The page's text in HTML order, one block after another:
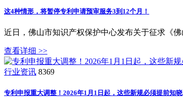
这4种情形，将暂停专利申请预审服务3到12个月！
近日，佛山市知识产权保护中心发布关于征求《
查看详细 >>
行业资讯 8369
专利申报重大调整！2026年1月1日起，这些新规必须提前知晓